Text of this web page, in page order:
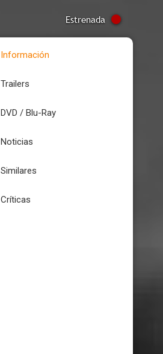
Estrenada
Información
Trailers
DVD / Blu-Ray
Noticias
Similares
Críticas